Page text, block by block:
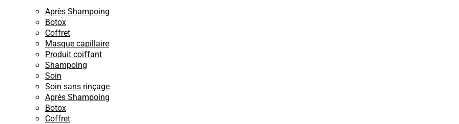
Après Shampoing
Botox
Coffret
Masque capillaire
Produit coiffant
Shampoing
Soin
Soin sans rinçage
Après Shampoing
Botox
Coffret